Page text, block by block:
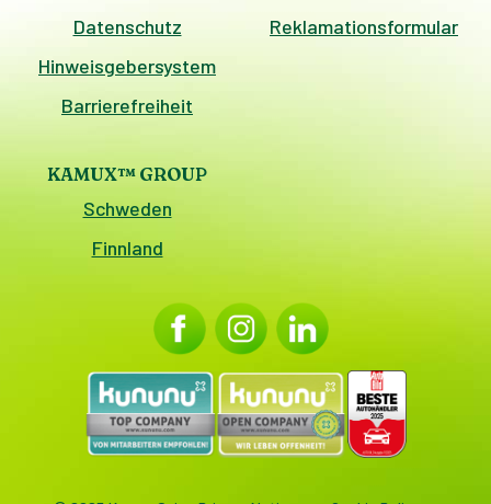
Datenschutz
Hinweisgebersystem
Barrierefreiheit
Reklamationsformular
KAMUX™ GROUP
Schweden
Finnland